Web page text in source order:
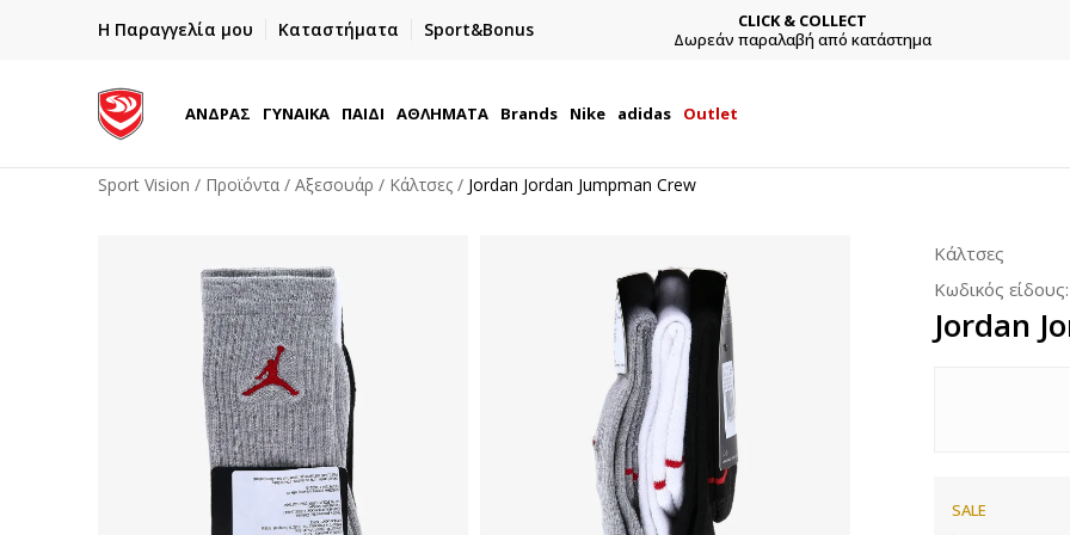
Η Παραγγελία μου Καταστήματα Sport&Bonus
ΓΡΗΓΟΡΟΤΕΡΗ ΠΑΡΑΔΟΣΗ ΜΕ BOX NOW
Παραλαβή 24/7
CLICK & COLLECT
Δωρεάν παραλαβή από κατάστημα
ΑΝΔΡΑΣ ΓΥΝΑΙΚΑ ΠΑΙΔΙ ΑΘΛΗΜΑΤΑ Brands Nike adidas Outlet
Sport Vision Προϊόντα Αξεσουάρ Κάλτσες Jordan Jordan Jumpman Crew
Κάλτσες
Κωδικός είδους:
Jordan
SALE